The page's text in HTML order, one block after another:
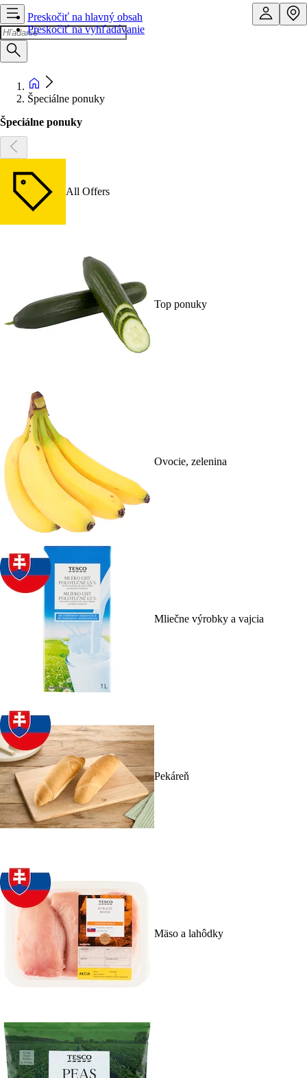
Preskočiť na hlavný obsah
Preskočiť na vyhľadávanie
Špeciálne ponuky
Špeciálne ponuky
All Offers
Top ponuky
Ovocie, zelenina
Mliečne výrobky a vajcia
Pekáreň
Mäso a lahôdky